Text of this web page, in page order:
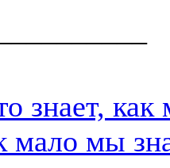
знает, как
мало мы